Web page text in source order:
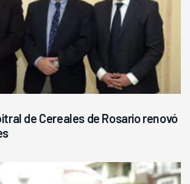
de Cereales de Rosario renovó